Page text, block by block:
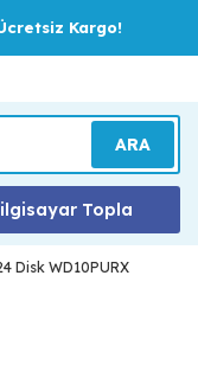
Kargo!
ARA
Topla